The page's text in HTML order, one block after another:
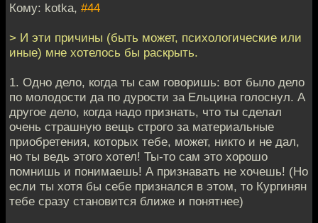
Кому: kotka, #44
> И эти причины (быть может, психологические или
иные) мне хотелось бы раскрыть.
1. Одно дело, когда ты сам говоришь: вот было дело
по молодости да по дурости за Ельцина голоснул. А
другое дело, когда надо признать, что ты сделал
очень страшную вещь строго за материальные
приобретения, которых тебе, может, никто и не дал,
но ты ведь этого хотел! Ты-то сам это хорошо
помнишь и понимаешь! А признавать не хочешь! (Но
если ты хотя бы себе признался в этом, то Кургинян
тебе сразу становится ближе и понятнее)